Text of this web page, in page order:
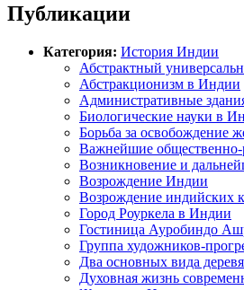
Публикации
Категория: История Индии
Абстрактный
Абстракционизм в Индии
Административные
Биологические науки в
Борьба за освобождение
Важнейшие общественно-
Возникновение и
Возрождение Индии
Возрождение индийских
Город Роуркела в Индии
Гостиница Ауробиндо
Группа художников-
Два основных вида
Духовная жизнь